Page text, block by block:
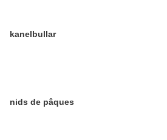
kanelbullar
nids de pâques